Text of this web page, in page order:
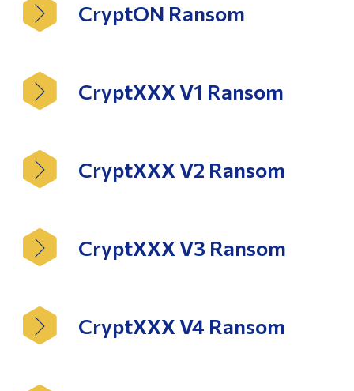
CryptON Ransom
CryptXXX V1 Ransom
CryptXXX V2 Ransom
CryptXXX V3 Ransom
CryptXXX V4 Ransom